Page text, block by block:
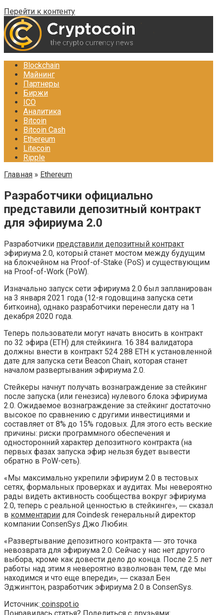
Перейти к контенту
Blockchain
Майнинг
Партнеры
Биржи
ICO
Аналитика
Bitcoin
Bitcoin Cash
Ethereum
Litecoin
Ripple
Главная » Ethereum
Разработчики официально
представили депозитный контракт
для эфириума 2.0
Разработчики представили депозитный контракт
эфириума 2.0, который станет мостом между будущим
на блокчейном на Proof-of-Stake (PoS) и существующим
на Proof-of-Work (PoW).
Изначально запуск сети эфириума 2.0 был запланирован
на 3 января 2021 года (12-я годовщина запуска сети
биткоина), однако разработчики перенесли дату на 1
декабря 2020 года.
Теперь пользователи могут начать вносить в контракт
по 32 эфира (ETH) для стейкинга. 16 384 валидатора
должны внести в контракт 524 288 ETH к установленной
дате для запуска сети Beacon Сhain, которая станет
началом развертывания эфириума 2.0.
Стейкеры начнут получать вознаграждение за стейкинг
после запуска (или генезиса) нулевого блока эфириума
2.0. Ожидаемое вознаграждение за стейкинг достаточно
высокое по сравнению с другими инвестициями и
составляет от 8% до 15% годовых. Для этого есть веские
причины: риски программного обеспечения и
односторонний характер депозитного контракта (на
первых фазах запуска эфир нельзя будет вывести
обратно в PoW-сеть).
«Мы максимально укрепили эфириум 2.0 в тестовых
сетях, формальных проверках и аудитах. Мы невероятно
рады видеть активность сообщества вокруг эфириума
2.0, теперь с реальной ценностью в стейкинге», ― сказал
в комментарии для Coindesk генеральный директор
компании ConsenSys Джо Любин.
«Развертывание депозитного контракта ― это точка
невозврата для эфириума 2.0. Сейчас у нас нет другого
выбора, кроме как довести дело до конца. После 2.5 лет
работы над этим я невероятно взволнован тем, где мы
находимся и что еще впереди», ― сказал Бен
Эджингтон, разработчик эфириума 2.0 в ConsenSys.
Источник: coinspot.io